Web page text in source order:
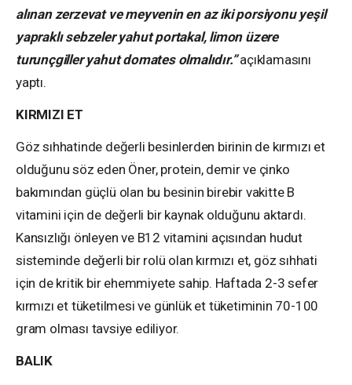
alınan zerzevat ve meyvenin en az iki porsiyonu yeşil
yapraklı sebzeler yahut portakal, limon üzere
turunçgiller yahut domates olmalıdır.”açıklamasını
yaptı.
KIRMIZI ET
Göz sıhhatinde değerli besinlerden birinin de kırmızı et
olduğunu söz eden Öner, protein, demir ve çinko
bakımından güçlü olan bu besinin birebir vakitte B
vitamini için de değerli bir kaynak olduğunu aktardı.
Kansızlığı önleyen ve B12 vitamini açısından hudut
sisteminde değerli bir rolü olan kırmızı et, göz sıhhati
için de kritik bir ehemmiyete sahip. Haftada 2-3 sefer
kırmızı et tüketilmesi ve günlük et tüketiminin 70-100
gram olması tavsiye ediliyor.
BALIK